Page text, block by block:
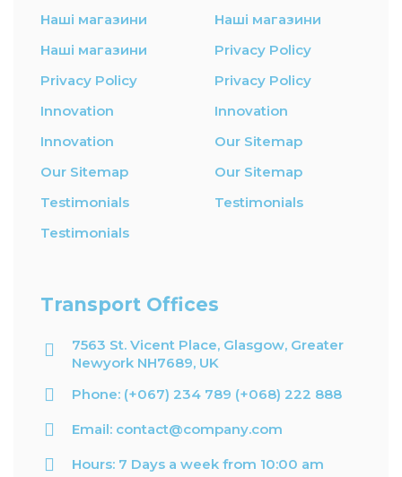
Наші магазини
Наші магазини
Наші магазини
Privacy Policy
Privacy Policy
Privacy Policy
Innovation
Innovation
Innovation
Our Sitemap
Our Sitemap
Our Sitemap
Testimonials
Testimonials
Testimonials
Transport Offices
7563 St. Vicent Place, Glasgow, Greater
Newyork NH7689, UK
Phone: (+067) 234 789 (+068) 222 888
Email: contact@company.com
Hours: 7 Days a week from 10:00 am